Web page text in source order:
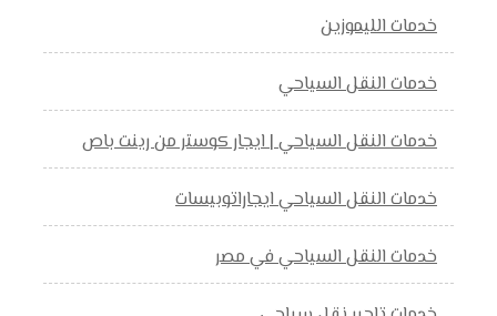
خدمات الليموزين
خدمات النقل السياحي
خدمات النقل السياحي | ايجار كوستر من رينت باص
خدمات النقل السياحي ايجاراتوبيسات
خدمات النقل السياحي في مصر